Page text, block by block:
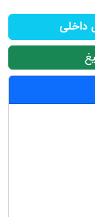
داخلی